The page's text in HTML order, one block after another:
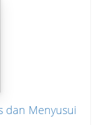
dan Menyusui